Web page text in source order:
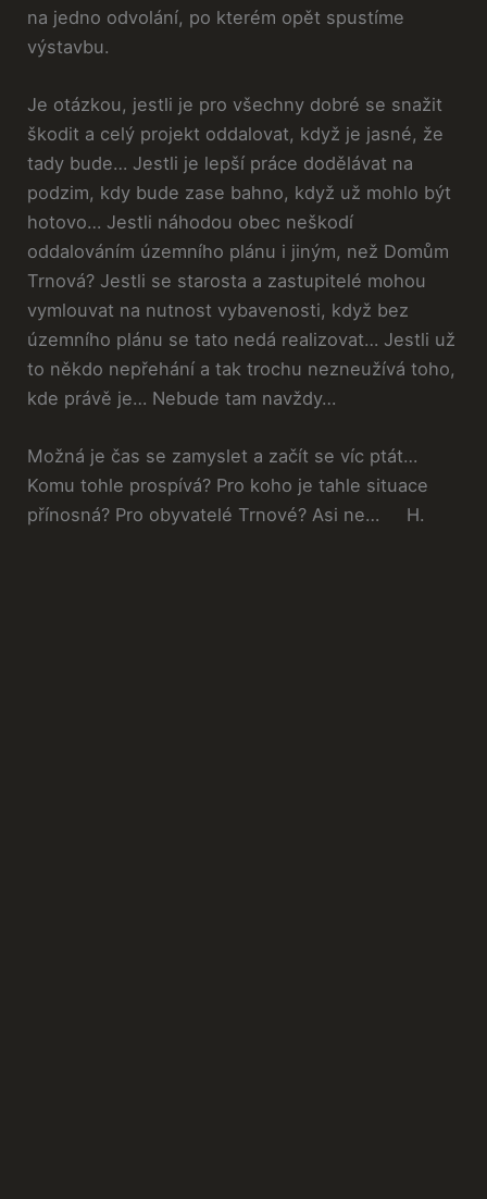
na jedno odvolání, po kterém opět spustíme
výstavbu.
Je otázkou, jestli je pro všechny dobré se snažit
škodit a celý projekt oddalovat, když je jasné, že
tady bude… Jestli je lepší práce dodělávat na
podzim, kdy bude zase bahno, když už mohlo být
hotovo… Jestli náhodou obec neškodí
oddalováním územního plánu i jiným, než Domům
Trnová? Jestli se starosta a zastupitelé mohou
vymlouvat na nutnost vybavenosti, když bez
územního plánu se tato nedá realizovat… Jestli už
to někdo nepřehání a tak trochu nezneužívá toho,
kde právě je… Nebude tam navždy…
Možná je čas se zamyslet a začít se víc ptát…
Komu tohle prospívá? Pro koho je tahle situace
přínosná? Pro obyvatelé Trnové? Asi ne… H.